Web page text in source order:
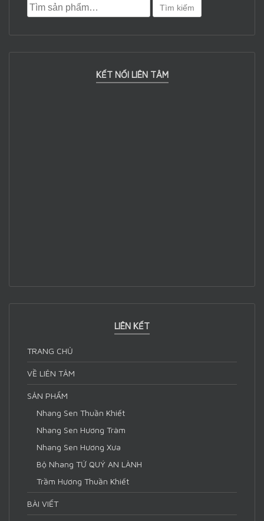
Tìm kiếm
KẾT NỐI LIÊN TÂM
LIÊN KẾT
TRANG CHỦ
VỀ LIÊN TÂM
SẢN PHẨM
Nhang Sen Thuần Khiết
Nhang Sen Hương Tràm
Nhang Sen Hương Xưa
Bộ Nhang TỨ QUÝ AN LÀNH
Trầm Hương Thuần Khiết
BÀI VIẾT